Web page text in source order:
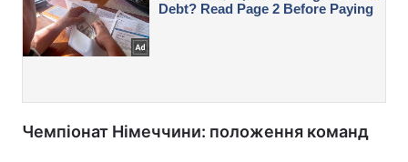
Чемпіонат Німеччини: положення команд